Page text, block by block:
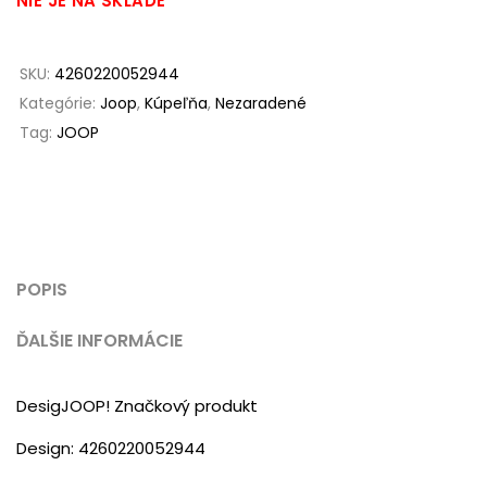
SKU: 4260220052944
Kategórie: Joop, Kúpeľňa, Nezaradené
Tag: JOOP
POPIS
ĎALŠIE INFORMÁCIE
DesigJOOP! Značkový produkt
Design: 4260220052944